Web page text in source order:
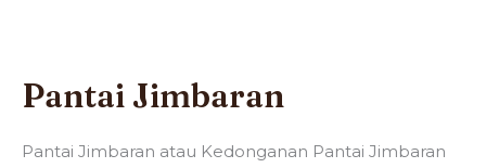
Pantai Jimbaran
Pantai Jimbaran atau Kedonganan Pantai Jimbaran